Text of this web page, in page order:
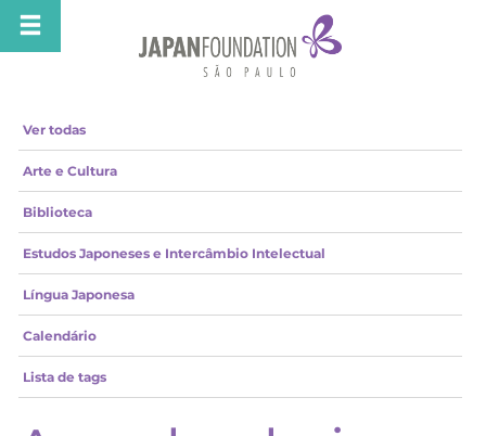
Ver todas
Arte e Cultura
Biblioteca
Estudos Japoneses e Intercâmbio Intelectual
Língua Japonesa
Calendário
Lista de tags